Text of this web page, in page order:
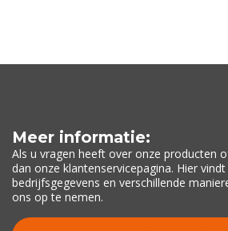
Meer informatie:
Als u vragen heeft over onze producten
dan onze klantenservicepagina. Hier
bedrijfsgegevens en verschillende
ons op te nemen.